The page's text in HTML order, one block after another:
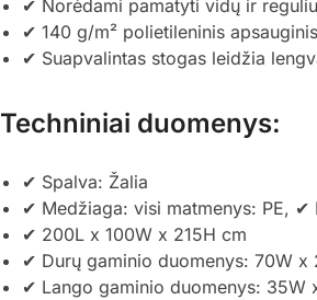
✔ Norėdami pamatyti vidų ir
✔ 140 g/m² polietileninis
✔ Suapvalintas stogas leidžia
Techniniai duomenys:
✔ Spalva: Žalia
✔ Medžiaga: visi matmenys: PE, ✔
✔ 200L x 100W x 215H cm
✔ Durų gaminio duomenys: 70W x
✔ Lango gaminio duomenys: 35W